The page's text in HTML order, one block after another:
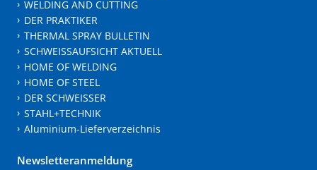
WELDING AND CUTTING
DER PRAKTIKER
THERMAL SPRAY BULLETIN
SCHWEISSAUFSICHT AKTUELL
HOME OF WELDING
HOME OF STEEL
DER SCHWEISSER
STAHL+TECHNIK
Aluminium-Lieferverzeichnis
Newsletteranmeldung